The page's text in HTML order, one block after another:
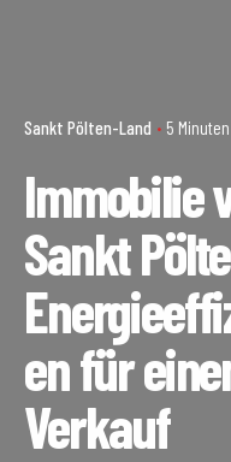
Sankt Pölten-Land 5
Immobilie
Sankt
en für
Verkauf